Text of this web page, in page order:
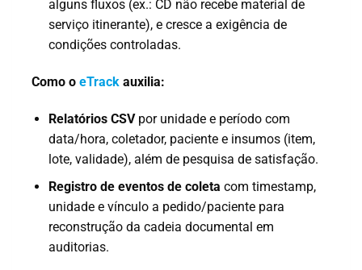
alguns fluxos (ex.: CD não recebe material de
serviço itinerante), e cresce a exigência de
condições controladas.
Como o eTrack auxilia:
Relatórios CSVpor unidade e período com
data/hora, coletador, paciente e insumos (item,
lote, validade), além de pesquisa de satisfação.
Registro de eventos de coleta com timestamp,
unidade e vínculo a pedido/paciente para
reconstrução da cadeia documental em
auditorias.